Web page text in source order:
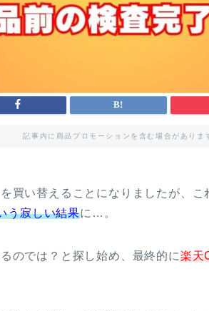
記事内に商品プロモーションを含む場合がありま
買い替えることになりましたが、
う寂しい結果に…。
のでは？と探し始め、最終的に楽天